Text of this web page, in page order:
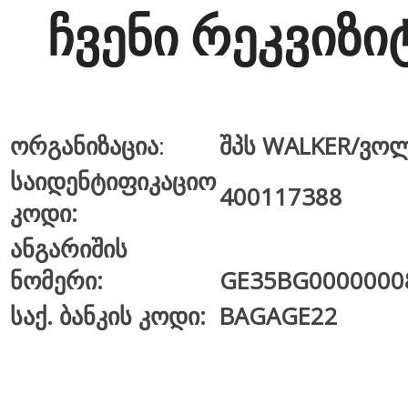
ჩვენი
ორგანიზაცია:
შპს WALKER/
საიდენტიფიკაციო
კოდი:
400117388
ანგარიშის
ნომერი:
საქ. ბანკის კოდი: BAGAGE22